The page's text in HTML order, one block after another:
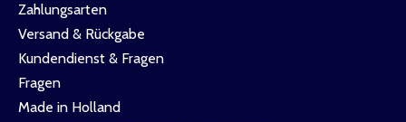
Zahlungsarten
Versand & Rückgabe
Kundendienst & Fragen
Fragen
Made in Holland